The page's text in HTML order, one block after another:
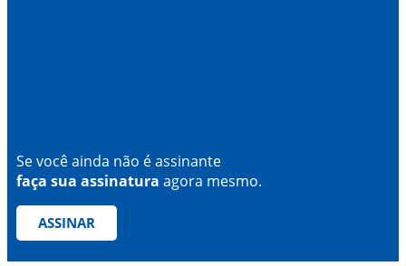
Se você ainda não é assinante
faça sua assinatura agora mesmo.
ASSINAR